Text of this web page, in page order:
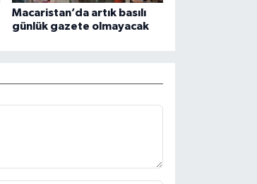
Macaristan’da artık basılı
günlük gazete olmayacak